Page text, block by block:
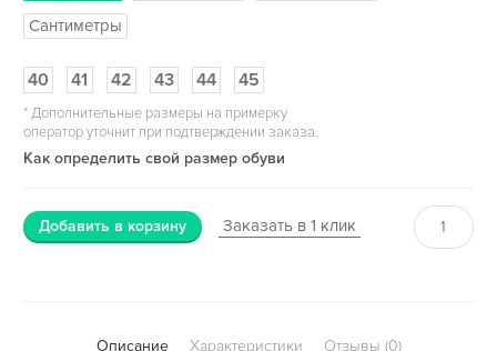
Сантиметры
40 41 42 43 44 45
*Дополнительные размеры на примерку
оператор уточнит при подтверждении заказа.
Как определить свой размер обуви
Добавить в корзину Заказать в 1 клик
Описание Характеристики Отзывы (0)